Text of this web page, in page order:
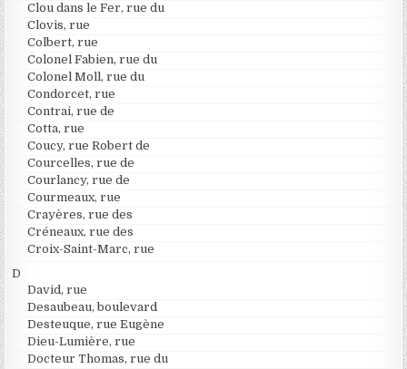
Clou dans le Fer, rue du
Clovis, rue
Colbert, rue
Colonel Fabien, rue du
Colonel Moll, rue du
Condorcet, rue
Contrai, rue de
Cotta, rue
Coucy, rue Robert de
Courcelles, rue de
Courlancy, rue de
Courmeaux, rue
Crayères, rue des
Créneaux, rue des
Croix-Saint-Marc, rue
D
David, rue
Desaubeau, boulevard
Desteuque, rue Eugène
Dieu-Lumière, rue
Docteur Thomas, rue du